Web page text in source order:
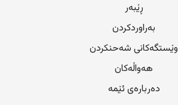
ڕێبەر
بەراوردکردن
وێستگەکانی شەحنکردن
هەواڵەکان
دەربارەی ئێمە